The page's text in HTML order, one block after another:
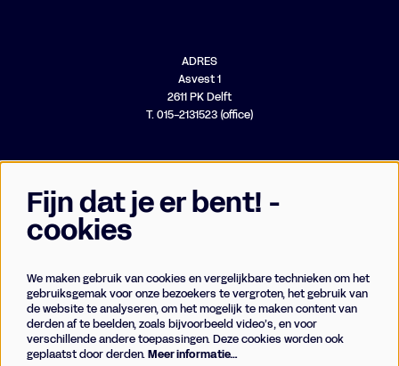
ADRES
Asvest 1
2611 PK Delft
T. 015-2131523 (office)
Businessclub
Vrienden
Techniek
Fijn dat je er bent! -
cookies
We maken gebruik van cookies en vergelijkbare technieken om het
gebruiksgemak voor onze bezoekers te vergroten, het gebruik van
de website te analyseren, om het mogelijk te maken content van
derden af te beelden, zoals bijvoorbeeld video’s, en voor
verschillende andere toepassingen. Deze cookies worden ook
geplaatst door derden.Meer informatie…